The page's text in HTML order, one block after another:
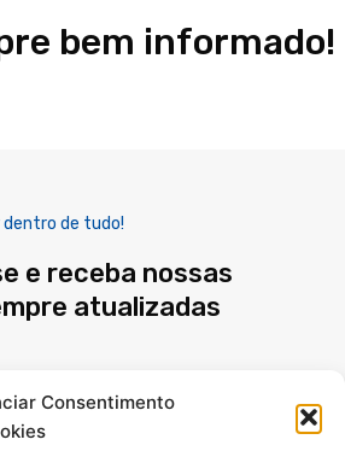
Consentimento
bem informado!
dentro de tudo!
e receba nossas
atualizadas